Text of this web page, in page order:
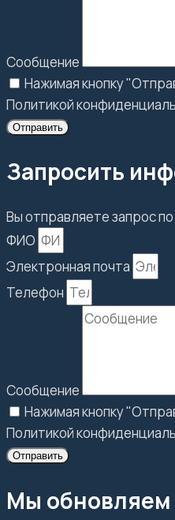
Сообщение
Нажимая кнопку
Политикой
Отправить
Запросить
Вы отправляете запрос
ФИО
Электронная почта
Телефон
Сообщение
Нажимая кнопку
Политикой
Отправить
Мы обновляем